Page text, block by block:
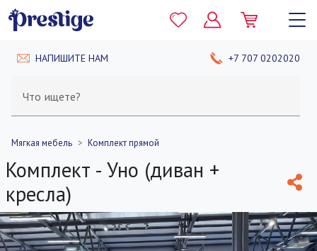
НАПИШИТЕ НАМ +7 707 0202020
Что ищете?
Мягкая мебель Комплект прямой
Комплект - Уно (диван +
кресла)